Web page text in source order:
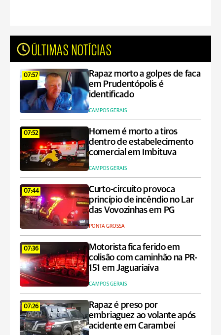
ÚLTIMAS NOTÍCIAS
07:57
Rapaz morto a golpes de faca
em Prudentópolis é
identificado
CAMPOS GERAIS
07:52
Homem é morto a tiros
dentro de estabelecimento
comercial em Imbituva
CAMPOS GERAIS
07:44
Curto-circuito provoca
princípio de incêndio no Lar
das Vovozinhas em PG
PONTA GROSSA
07:36
Motorista fica ferido em
colisão com caminhão na PR-
151 em Jaguariaíva
CAMPOS GERAIS
07:26
Rapaz é preso por
embriaguez ao volante após
acidente em Carambeí